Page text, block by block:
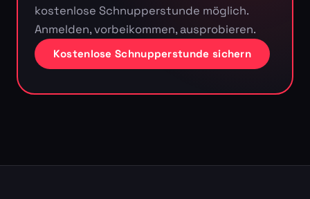
kostenlose Schnupperstunde möglich.
Anmelden, vorbeikommen, ausprobieren.
Kostenlose Schnupperstunde sichern